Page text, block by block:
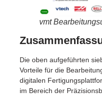
vmt
Die oben aufgeführten
Vorteile für die
digitalen
im Bereich der